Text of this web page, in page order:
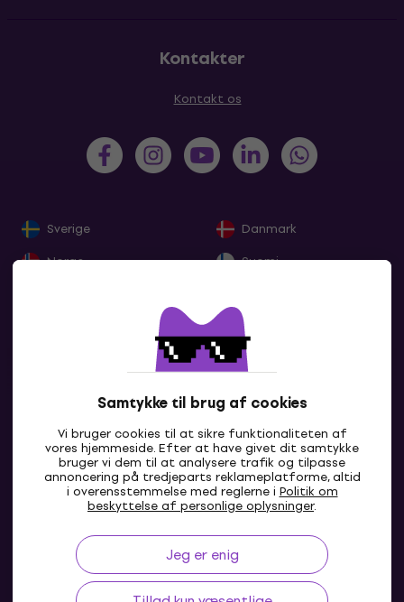
Samtykke til brug af cookies
Vi bruger cookies til at sikre funktionaliteten af
vores hjemmeside. Efter at have givet dit samtykke
bruger vi dem til at analysere trafik og tilpasse
annoncering på tredjeparts reklameplatforme, altid
i overensstemmelse med reglerne i Politik om
beskyttelse af personlige oplysninger.
Jeg er enig
Kontakter
Kontakt os
Sverige
Danmark
Norge
Suomi
Deutschland
Belgique
Lëtzebuerg
Italia
Schweiz
España
Portugal
Ελλάδα
Ireland
Slovensko
Česká republika
Magyarország
Polska
DK